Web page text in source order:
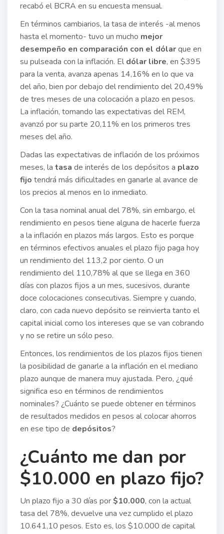
recabó el BCRA en su encuesta mensual.
En términos cambiarios, la tasa de interés -al menos
hasta el momento- tuvo un mucho mejor
desempeño en comparación con el dólarque en
su pulseada con la inflación. El dólar libre, en $395
para la venta, avanza apenas 14,16% en lo que va
del año, bien por debajo del rendimiento del 20,49%
de tres meses de una colocación a plazo en pesos.
La inflación, tomando las expectativas del REM,
avanzó por su parte 20,11% en los primeros tres
meses del año.
Dadas las expectativas de inflación de los próximos
meses, la tasa de interés de los depósitos a plazo
fijo tendrá más dificultades en ganarle al avance de
los precios al menos en lo inmediato.
Con la tasa nominal anual del 78%, sin embargo, el
rendimiento en pesos tiene alguna de hacerle fuerza
a la inflación en plazos más largos. Esto es porque
en términos efectivos anuales el plazo fijo paga hoy
un rendimiento del 113,2 por ciento. O un
rendimiento del 110,78% al que se llega en 360
días con plazos fijos a un mes, sucesivos, durante
doce colocaciones consecutivas. Siempre y cuando,
claro, con cada nuevo depósito se reinvierta tanto el
capital inicial como los intereses que se van cobrando
y no se retire un sólo peso.
Entonces, los rendimientos de los plazos fijos tienen
la posibilidad de ganarle a la inflación en el mediano
plazo aunque de manera muy ajustada. Pero, ¿qué
significa eso en términos de rendimientos
nominales? ¿Cuánto se puede obtener en términos
de resultados medidos en pesos al colocar ahorros
en ese tipo de depósitos?
¿Cuánto me dan por
$10.000 en plazo fijo?
Un plazo fijo a 30 días por$10.000, con la actual
tasa del 78%, devuelve una vez cumplido el plazo
10.641,10 pesos. Esto es, los $10.000 de capital